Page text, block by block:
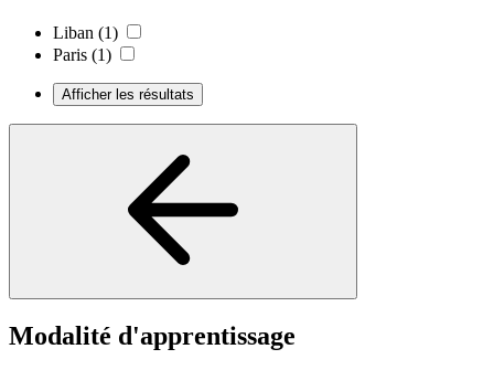
Liban (1)
Paris (1)
Afficher les résultats
Modalité d'apprentissage